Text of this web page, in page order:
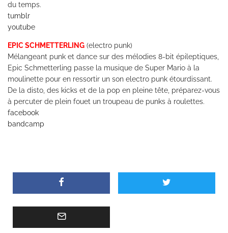
du temps.
tumblr
youtube
EPIC SCHMETTERLING (electro punk)
Mélangeant punk et dance sur des mélodies 8-bit épileptiques,
Epic Schmetterling passe la musique de Super Mario à la
moulinette pour en ressortir un son electro punk étourdissant.
De la disto, des kicks et de la pop en pleine tête, préparez-vous
à percuter de plein fouet un troupeau de punks à roulettes.
facebook
bandcamp